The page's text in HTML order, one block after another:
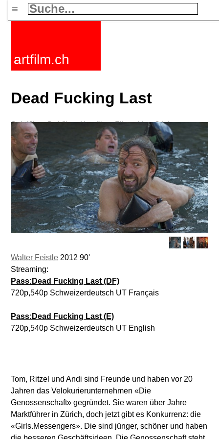
≡
artfilm.ch
Dead Fucking Last
Walter Feistle 2012 90'
Streaming:
Pass:Dead Fucking Last (DF)
720p,540p Schweizerdeutsch UT Français
Pass:Dead Fucking Last (E)
720p,540p Schweizerdeutsch UT English
Tom, Ritzel und Andi sind Freunde und haben vor 20
Jahren das Velokurierunternehmen «Die
Genossenschaft» gegründet. Sie waren über Jahre
Marktführer in Zürich, doch jetzt gibt es Konkurrenz: die
«Girls.Messengers». Die sind jünger, schöner und haben
Spielfilme Dokfilme Kurzfilme Filmzyklen Stichworte
Nachrichten
FAQ Kontakt Maillist
Warenkorb
AGB Kaufen AktivierenAbo
216.73.216.128